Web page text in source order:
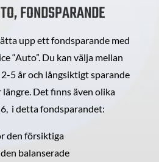
FONDSPARANDE
upp ett fondsparande med
“Auto”. Du kan välja mellan
5 år och långsiktigt sparande
Det finns även olika
i detta fondsparandet:
den försiktiga
balanserade